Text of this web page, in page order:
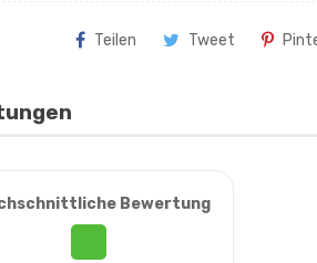
Teilen Tweet
Bewertung